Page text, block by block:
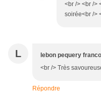
<br /> <br />
soirée<br />
L lebon pequery
<br /> Très
Répondre